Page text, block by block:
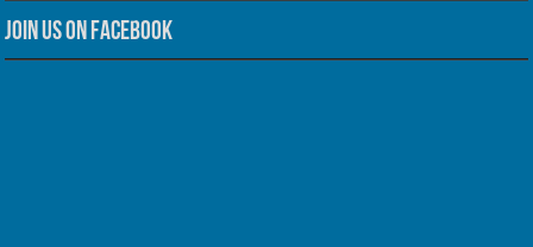
Join us on Facebook